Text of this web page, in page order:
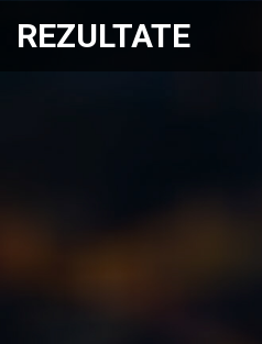
REZULTATE